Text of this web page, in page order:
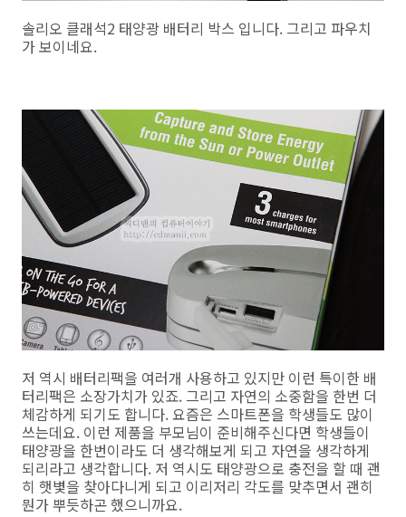
솔리오 클래석2 태양광 배터리 박스 입니다. 그리고 파우치
가 보이네요.
저 역시 배터리팩을 여러개 사용하고 있지만 이런 특이한 배
터리팩은 소장가치가 있죠. 그리고 자연의 소중함을 한번 더
체감하게 되기도 합니다. 요즘은 스마트폰을 학생들도 많이
쓰는데요. 이런 제품을 부모님이 준비해주신다면 학생들이
태양광을 한번이라도 더 생각해보게 되고 자연을 생각하게
되리라고 생각합니다. 저 역시도 태양광으로 충전을 할 때 괜
히 햇볓을 찾아다니게 되고 이리저리 각도를 맞추면서 괜히
뭔가 뿌듯하곤 했으니까요.